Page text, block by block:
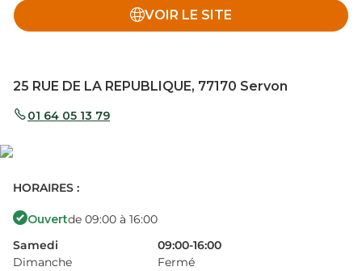
VOIR LE SITE
25 RUE DE LA REPUBLIQUE, 77170 Servon
01 64 05 13 79
HORAIRES :
Ouvertde 09:00 à 16:00
Samedi
09:00-16:00
Dimanche
Fermé